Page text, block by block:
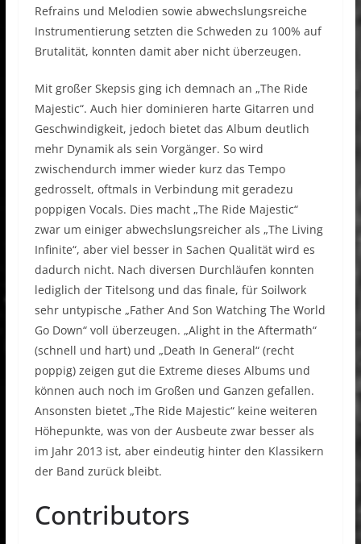
Refrains und Melodien sowie abwechslungsreiche
Instrumentierung setzten die Schweden zu 100% auf
Brutalität, konnten damit aber nicht überzeugen.
Mit großer Skepsis ging ich demnach an „The Ride
Majestic“. Auch hier dominieren harte Gitarren und
Geschwindigkeit, jedoch bietet das Album deutlich
mehr Dynamik als sein Vorgänger. So wird
zwischendurch immer wieder kurz das Tempo
gedrosselt, oftmals in Verbindung mit geradezu
poppigen Vocals. Dies macht „The Ride Majestic“
zwar um einiger abwechslungsreicher als „The Living
Infinite“, aber viel besser in Sachen Qualität wird es
dadurch nicht. Nach diversen Durchläufen konnten
lediglich der Titelsong und das finale, für Soilwork
sehr untypische „Father And Son Watching The World
Go Down“ voll überzeugen. „Alight in the Aftermath“
(schnell und hart) und „Death In General“ (recht
poppig) zeigen gut die Extreme dieses Albums und
können auch noch im Großen und Ganzen gefallen.
Ansonsten bietet „The Ride Majestic“ keine weiteren
Höhepunkte, was von der Ausbeute zwar besser als
im Jahr 2013 ist, aber eindeutig hinter den Klassikern
der Band zurück bleibt.
Contributors